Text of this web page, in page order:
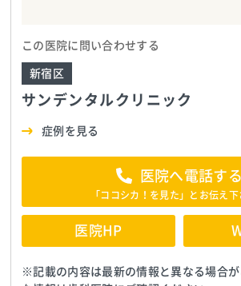
この医院に問い合わせする
サンデンタルクリニック
新宿区
症例を見る
医院へ電話する
「ココシカ！を見た」とお伝え下
医院HP
※記載の内容は最新の情報と異なる場合